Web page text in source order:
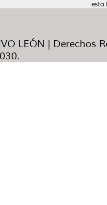
esta
LEÓN | Derechos